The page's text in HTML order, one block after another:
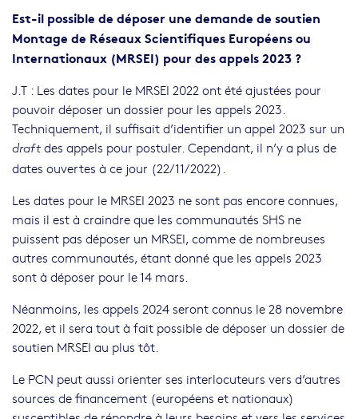
Est-il possible de déposer une demande de soutien
Montage de Réseaux Scientifiques Européens ou
Internationaux (MRSEI) pour des appels 2023 ?
J.T : Les dates pour le MRSEI 2022 ont été ajustées pour
pouvoir déposer un dossier pour les appels 2023.
Techniquement, il suffisait d’identifier un appel 2023 sur un
draft des appels pour postuler. Cependant, il n’y a plus de
dates ouvertes à ce jour (22/11/2022).
Les dates pour le MRSEI 2023 ne sont pas encore connues,
mais il est à craindre que les communautés SHS ne
puissent pas déposer un MRSEI, comme de nombreuses
autres communautés, étant donné que les appels 2023
sont à déposer pour le 14 mars.
Néanmoins, les appels 2024 seront connus le 28 novembre
2022, et il sera tout à fait possible de déposer un dossier de
soutien MRSEI au plus tôt.
Le PCN peut aussi orienter ses interlocuteurs vers d’autres
sources de financement (européens et nationaux)